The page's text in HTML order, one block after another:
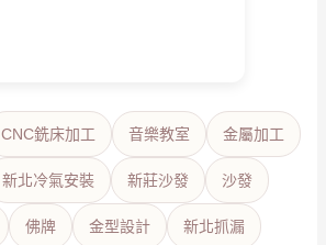
CNC銑床加工 音樂教室 金屬加工
新北冷氣安裝 新莊沙發 沙發
佛牌 金型設計 新北抓漏